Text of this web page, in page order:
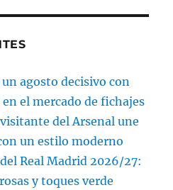
agosto decisivo con
el mercado de fichajes
del Arsenal une
un estilo moderno
Real Madrid 2026/27:
y toques verde